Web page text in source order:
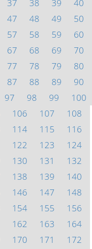
37 38 39
40
47 48 49
50
57 58 59
60
67 68 69
70
77 78 79
80
87 88 89
90
97 98 99
100
106 107
108
114 115
116
122 123
124
130 131
132
138 139
140
146 147
148
154 155
156
162 163
164
170 171
172